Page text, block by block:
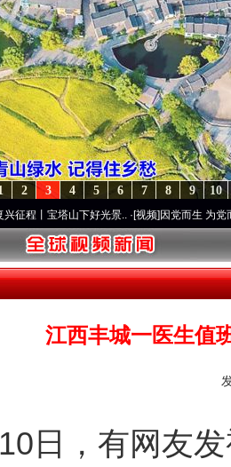
10
9
8
7
6
5
4
3
2
山下好光景..·[视频]因党而生 为党而战——百年
江西丰城一医生值
，有网友发